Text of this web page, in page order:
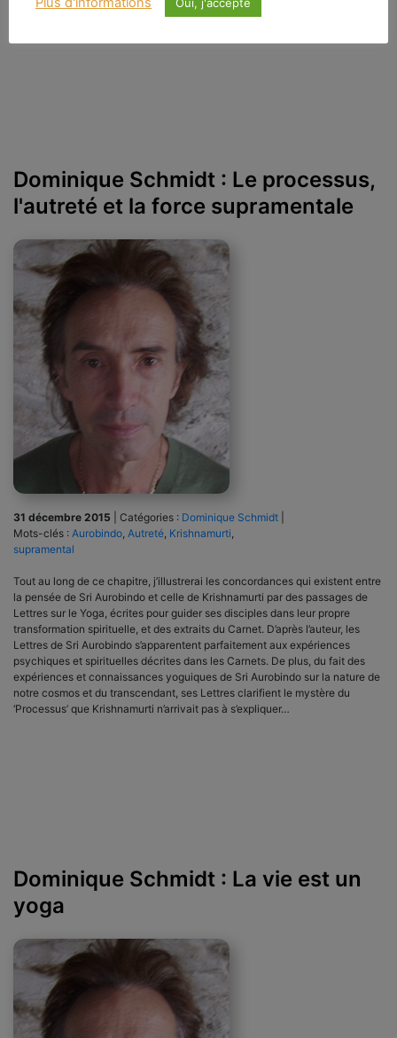
Dominique Schmidt : Le processus,
l'autreté et la force supramentale
31 décembre 2015 Catégories : Dominique Schmidt
Mots-clés : Aurobindo, Autreté, Krishnamurti,
supramental
Tout au long de ce chapitre, j’illustrerai les concordances qui existent entre
la pensée de Sri Aurobindo et celle de Krishnamurti par des passages de
Lettres sur le Yoga, écrites pour guider ses disciples dans leur propre
transformation spirituelle, et des extraits du Carnet. D’après l’auteur, les
Lettres de Sri Aurobindo s’apparentent parfaitement aux expériences
psychiques et spirituelles décrites dans les Carnets. De plus, du fait des
expériences et connaissances yoguiques de Sri Aurobindo sur la nature de
notre cosmos et du transcendant, ses Lettres clarifient le mystère du
‘Processus’ que Krishnamurti n’arrivait pas à s’expliquer…
Dominique Schmidt : La vie est un
yoga